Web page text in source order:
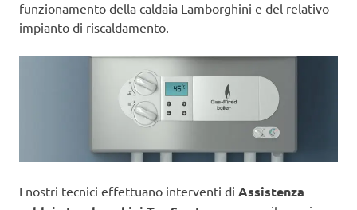
funzionamento della caldaia Lamborghini e del relativo
impianto di riscaldamento.
I nostri tecnici effettuano interventi di Assistenza